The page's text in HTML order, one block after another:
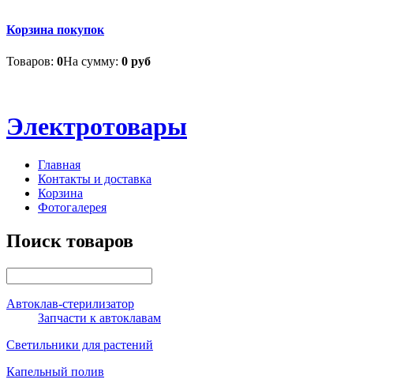
Корзина покупок
Товаров: 0На сумму: 0 руб
Электротовары
Главная
Контакты и доставка
Корзина
Фотогалерея
Поиск товаров
Автоклав-стерилизатор
Запчасти к автоклавам
Светильники для растений
Капельный полив